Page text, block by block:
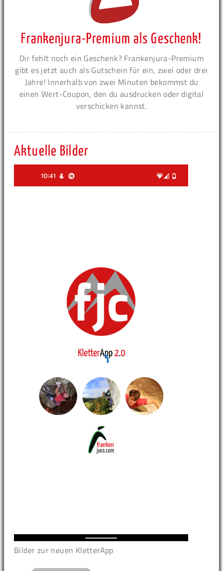
Frankenjura-Premium als Geschenk!
Dir fehlt noch ein Geschenk? Frankenjura-Premium
gibt es jetzt auch als Gutschein für ein, zwei oder drei
Jahre! Innerhalb von zwei Minuten bekommst du
einen Wert-Coupon, den du ausdrucken oder digital
verschicken kannst.
Aktuelle Bilder
Bilder zur neuen KletterApp